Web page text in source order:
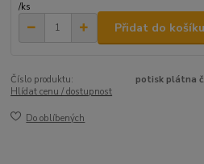
/ks
Přidat do košíku
Číslo produktu:
potisk plátna
Hlídat cenu / dostupnost
Do oblíbených